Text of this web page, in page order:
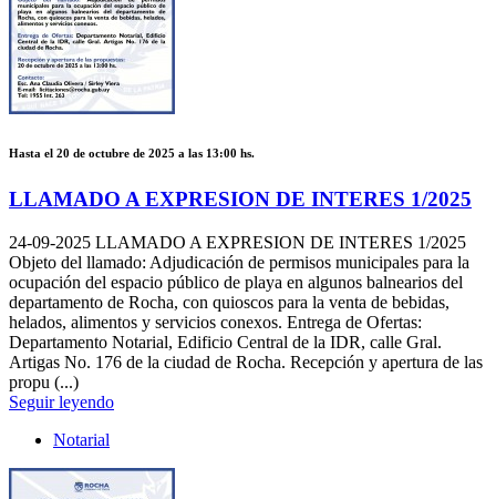
Hasta el 20 de octubre de 2025 a las 13:00 hs.
LLAMADO A EXPRESION DE INTERES 1/2025
24-09-2025 LLAMADO A EXPRESION DE INTERES 1/2025
Objeto del llamado: Adjudicación de permisos municipales para la
ocupación del espacio público de playa en algunos balnearios del
departamento de Rocha, con quioscos para la venta de bebidas,
helados, alimentos y servicios conexos. Entrega de Ofertas:
Departamento Notarial, Edificio Central de la IDR, calle Gral.
Artigas No. 176 de la ciudad de Rocha. Recepción y apertura de las
propu (...)
Seguir leyendo
Notarial